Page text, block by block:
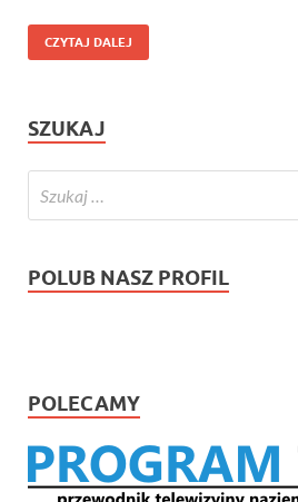
CZYTAJ DALEJ
SZUKAJ
POLUB NASZ PROFIL
POLECAMY